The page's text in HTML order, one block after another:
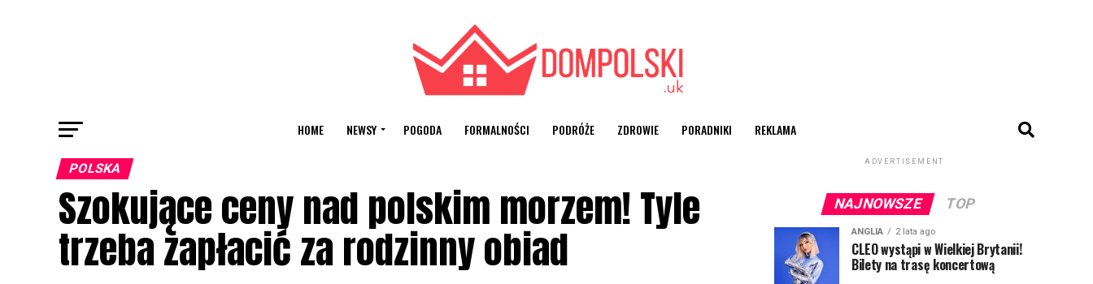
HOME NEWSY POGODA FORMALNOŚCI PODRÓŻE ZDROWIE PORADNIKI REKLAMA
POLSKA
Szokujące ceny nad polskim morzem! Tyle
trzeba zapłacić za rodzinny obiad
ADVERTISEMENT
NAJNOWSZE TOP
ANGLIA 2 lata ago
CLEO wystąpi w Wielkiej Brytanii!
Bilety na trasę koncertową